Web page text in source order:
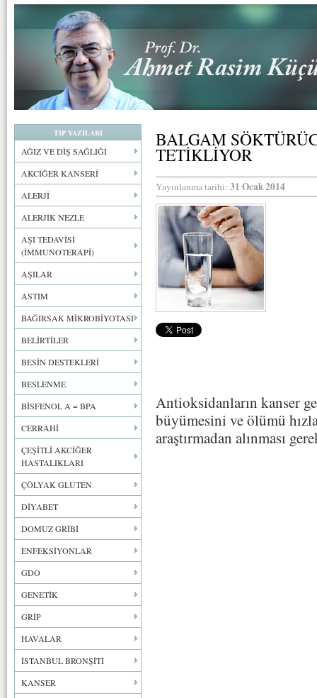
TIP YAZILARI
AĞIZ VE DİŞ SAĞLIĞI
AKCİĞER KANSERİ
ALERJİ
ALERJİK NEZLE
AŞI TEDAVİSİ
(İMMUNOTERAPİ)
AŞILAR
ASTIM
BAĞIRSAK MİKROBİYOTASI
BELİRTİLER
BESİN DESTEKLERİ
BESLENME
BİSFENOL A = BPA
CERRAHİ
ÇEŞİTLİ AKCİĞER
HASTALIKLARI
ÇÖLYAK GLUTEN
DİYABET
DOMUZ GRİBİ
ENFEKSİYONLAR
GDO
GENETİK
GRİP
HAVALAR
İSTANBUL BRONŞİTİ
KANSER
BALGAM
TETİKLİYOR
Yayınlanma tarihi: 31 Ocak 2014
Antioksidanların kanser
büyümesini ve ölümü
araştırmadan alınması